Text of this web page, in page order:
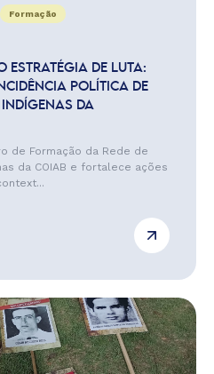
Formação
DE LUTA:
POLÍTICA DE
DA
de Formação da Rede de
da COIAB e fortalece ações